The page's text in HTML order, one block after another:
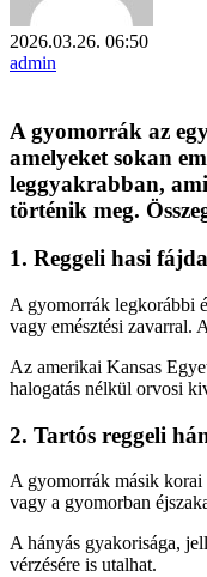
2026.03.26. 06:50
admin
A gyomorrák az
amelyeket sokan
leggyakrabban,
történik meg.
1. Reggeli hasi
A gyomorrák legkorábbi
vagy emésztési zavarral.
Az amerikai Kansas
halogatás nélkül orvosi
2. Tartós reggeli
A gyomorrák másik korai
vagy a gyomorban
A hányás gyakorisága,
vérzésére is utalhat.